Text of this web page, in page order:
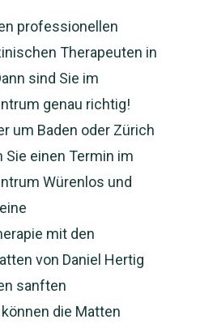
professionellen
Therapeuten in
sind Sie im
genau richtig!
um Baden oder Zürich
Sie einen Termin im
Würenlos und
mit den
von Daniel Hertig
sanften
die Matten